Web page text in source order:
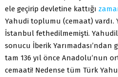
ele geçirip devletine kattığı
Yahudi toplumu (cemaat) vardı.
İstanbul fethedilmemişti.
sonucu İberik Yarımadası’ndan
tam 136 yıl önce Anadolu’nun
cemaati! Nedense tüm Türk